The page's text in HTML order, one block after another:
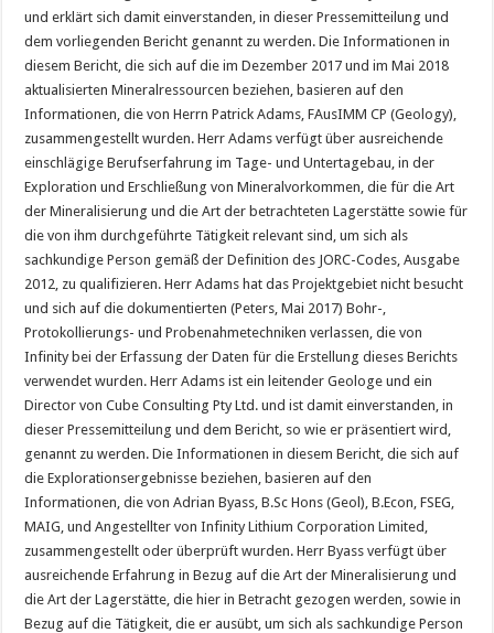
und erklärt sich damit einverstanden, in dieser Pressemitteilung und
dem vorliegenden Bericht genannt zu werden. Die Informationen in
diesem Bericht, die sich auf die im Dezember 2017 und im Mai 2018
aktualisierten Mineralressourcen beziehen, basieren auf den
Informationen, die von Herrn Patrick Adams, FAusIMM CP (Geology),
zusammengestellt wurden. Herr Adams verfügt über ausreichende
einschlägige Berufserfahrung im Tage- und Untertagebau, in der
Exploration und Erschließung von Mineralvorkommen, die für die Art
der Mineralisierung und die Art der betrachteten Lagerstätte sowie für
die von ihm durchgeführte Tätigkeit relevant sind, um sich als
sachkundige Person gemäß der Definition des JORC-Codes, Ausgabe
2012, zu qualifizieren. Herr Adams hat das Projektgebiet nicht besucht
und sich auf die dokumentierten (Peters, Mai 2017) Bohr-,
Protokollierungs- und Probenahmetechniken verlassen, die von
Infinity bei der Erfassung der Daten für die Erstellung dieses Berichts
verwendet wurden. Herr Adams ist ein leitender Geologe und ein
Director von Cube Consulting Pty Ltd. und ist damit einverstanden, in
dieser Pressemitteilung und dem Bericht, so wie er präsentiert wird,
genannt zu werden. Die Informationen in diesem Bericht, die sich auf
die Explorationsergebnisse beziehen, basieren auf den
Informationen, die von Adrian Byass, B.Sc Hons (Geol), B.Econ, FSEG,
MAIG, und Angestellter von Infinity Lithium Corporation Limited,
zusammengestellt oder überprüft wurden. Herr Byass verfügt über
ausreichende Erfahrung in Bezug auf die Art der Mineralisierung und
die Art der Lagerstätte, die hier in Betracht gezogen werden, sowie in
Bezug auf die Tätigkeit, die er ausübt, um sich als sachkundige Person